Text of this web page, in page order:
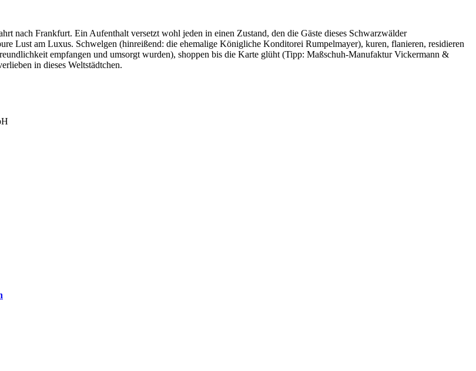
nach Frankfurt. Ein Aufenthalt versetzt wohl jeden in einen Zustand, den die Gäste dieses Schwarzwälder
Lust am Luxus. Schwelgen (hinreißend: die ehemalige Königliche Konditorei Rumpelmayer), kuren, flanieren, residieren
empfangen und umsorgt wurden), shoppen bis die Karte glüht (Tipp: Maßschuh-Manufaktur Vickermann &
in dieses Weltstädtchen.